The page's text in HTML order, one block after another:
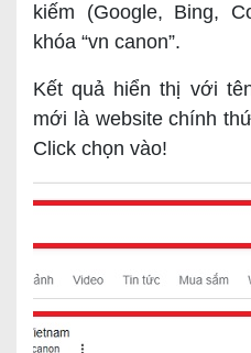
kiếm (Google, Bing,
khóa “vn canon”.
Kết quả hiển thị với
mới là website chính
Click chọn vào!